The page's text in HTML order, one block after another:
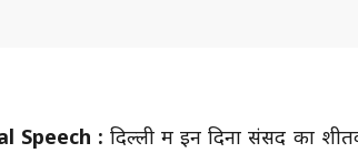
Speech : दिल्ली में इन दिनों संसद का